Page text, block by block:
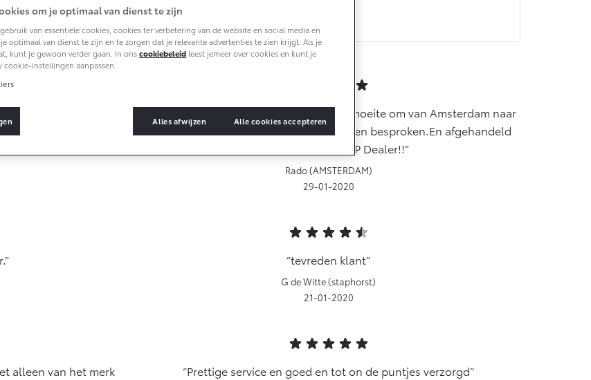
Het is eenvertrouwen dealer.Ik heb het moeite om van Amsterdam naar
Rouveen te rijden.Alles wordt van te voren besproken.En afgehandeld
volgens afspraak.TOP Dealer!!
Rado (AMSTERDAM)
29-01-2020
tevreden klant
G de Witte (staphorst)
21-01-2020
alleen van het merk
Prettige service en goed en tot on de puntjes verzorgd
om je optimaal van dienst te zijn
van essentiële cookies, cookies ter verbetering van de website en social media en
optimaal van dienst te zijn en te zorgen dat je relevante advertenties te zien krijgt. Als je
kunt je gewoon verder gaan. In onscookiebeleid leest jemeer over cookies en kunt je
instellingen aanpassen.
Alles afwijzen Alle cookies accepteren